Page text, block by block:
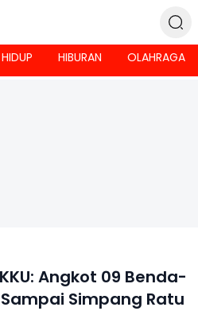
HIBURAN OLAHRAGA
Angkot 09 Benda-
Simpang Ratu